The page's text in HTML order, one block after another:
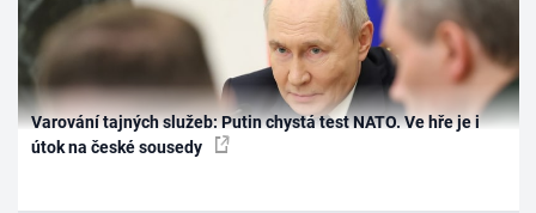
Varování tajných služeb: Putin chystá test NATO. Ve hře je i
útok na české sousedy